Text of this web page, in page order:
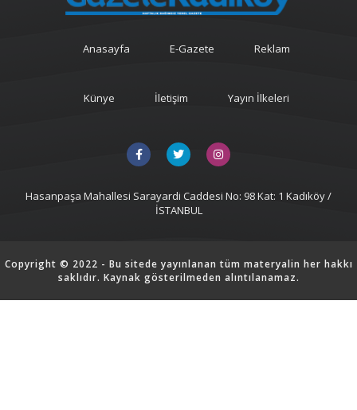
Anasayfa E-Gazete Reklam
Künye İletişim Yayın İlkeleri
Hasanpaşa Mahallesi Sarayardi Caddesi No: 98 Kat: 1 Kadıköy /
İSTANBUL
Copyright © 2022 - Bu sitede yayınlanan tüm materyalin her hakkı
saklıdır. Kaynak gösterilmeden alıntılanamaz.